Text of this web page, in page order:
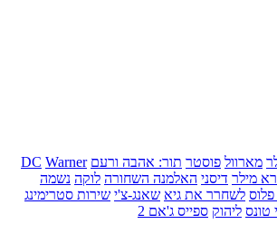
מארוול פוסטר תור: אהבה ורעם DC Warner
מילר דיסני האלמנה השחורה לוקה נשמה
פלוס לשחרר את גיא שאנג-צ'י שירות סטרימינג
טונס ליהוק ספייס ג'אם 2